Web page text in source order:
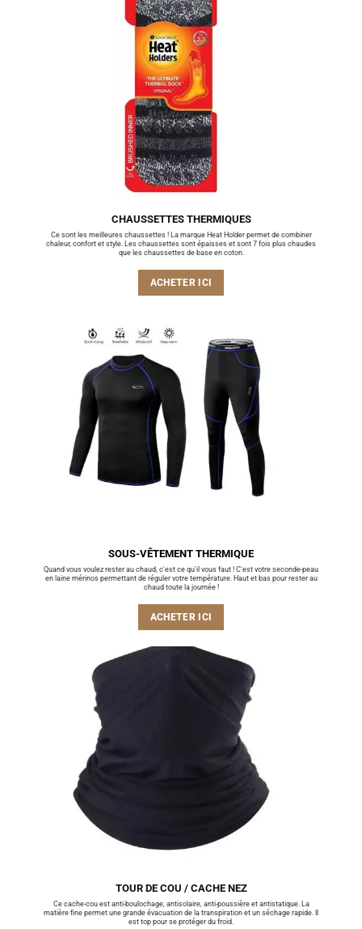
CHAUSSETTES THERMIQUES
Ce sont les meilleures chaussettes ! La marque Heat Holder permet de combiner
chaleur, confort et style. Les chaussettes sont épaisses et sont 7 fois plus chaudes
que les chaussettes de base en coton.
ACHETER ICI
SOUS-VÊTEMENT THERMIQUE
Quand vous voulez rester au chaud, c'est ce qu'il vous faut ! C'est votre seconde-peau
en laine mérinos permettant de réguler votre température. Haut et bas pour rester au
chaud toute la journée !
ACHETER ICI
TOUR DE COU / CACHE NEZ
Ce cache-cou est anti-boulochage, antisolaire, anti-poussière et antistatique. La
matière fine permet une grande évacuation de la transpiration et un séchage rapide. Il
est top pour se protéger du froid.